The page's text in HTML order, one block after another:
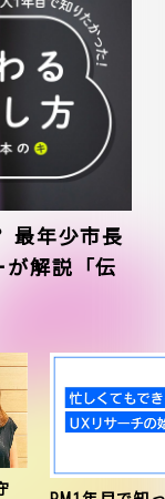
最年少市長
が解説「伝